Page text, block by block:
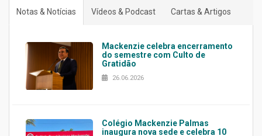
Notas & Notícias Vídeos & Podcast Cartas & Artigos
Mackenzie celebra encerramento
do semestre com Culto de
Gratidão
26.06.2026
Colégio Mackenzie Palmas
inaugura nova sede e celebra 10